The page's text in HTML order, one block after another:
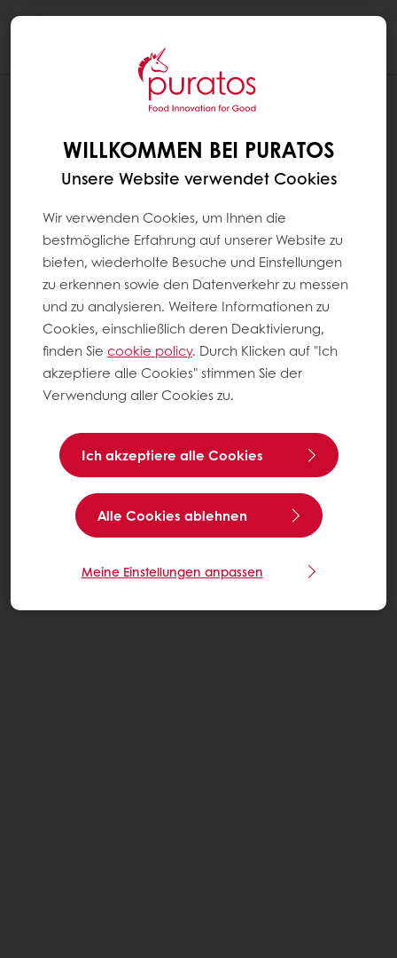
UNSER ENGAGEMENT FÜR NACHHALTIGKEIT
WILLKOMMEN BEI PURATOS
Unsere Website verwendet Cookies
Wir verwenden Cookies, um Ihnen die
bestmögliche Erfahrung auf unserer Website zu
bieten, wiederholte Besuche und Einstellungen
zu erkennen sowie den Datenverkehr zu messen
und zu analysieren. Weitere Informationen zu
Cookies, einschließlich deren Deaktivierung,
finden Sie cookie policy. Durch Klicken auf "Ich
akzeptiere alle Cookies" stimmen Sie der
Verwendung aller Cookies zu.
Ich akzeptiere alle Cookies
Alle Cookies ablehnen
Meine Einstellungen anpassen